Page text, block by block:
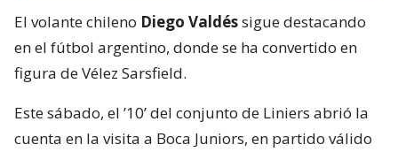
El volante chileno Diego Valdéssigue destacando
en el fútbol argentino, donde se ha convertido en
figura de Vélez Sarsfield.
Este sábado, el ’10’ del conjunto de Liniers abrió la
cuenta en la visita a Boca Juniors, en partido válido